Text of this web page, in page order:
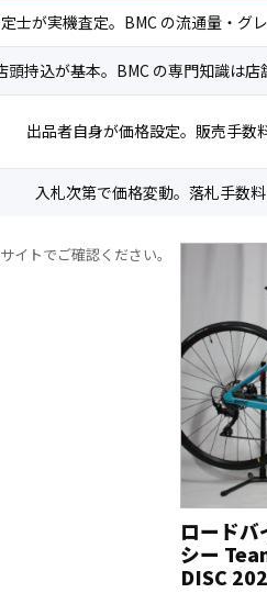
士が実機査定。BMC の流通量・グ
頭持込が基本。BMC の専門知識は店
出品者自身が価格設定。販売手数
入札次第で価格変動。落札手数
トでご確認ください。
ロード
シー
DISC